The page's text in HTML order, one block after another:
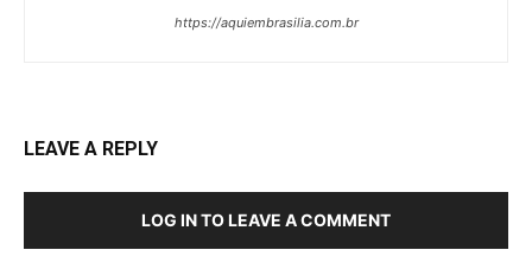
https://aquiembrasilia.com.br
LEAVE A REPLY
LOG IN TO LEAVE A COMMENT